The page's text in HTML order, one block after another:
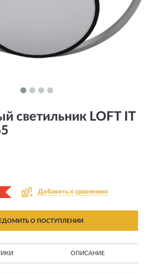
светильник LOFT IT
Добавить к сравнению
О ПОСТУПЛЕНИИ
ОПИСАНИЕ